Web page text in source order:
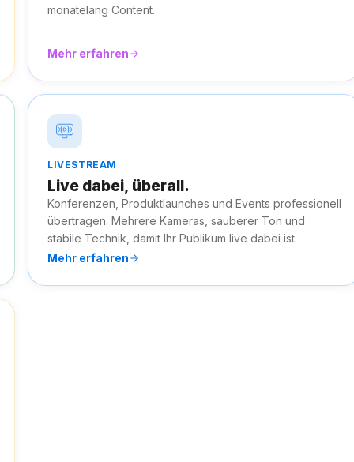
monatelang Content.
Mehr erfahren
LIVESTREAM
Live dabei, überall.
Konferenzen, Produktlaunches und Events professionell
übertragen. Mehrere Kameras, sauberer Ton und
stabile Technik, damit Ihr Publikum live dabei ist.
Mehr erfahren